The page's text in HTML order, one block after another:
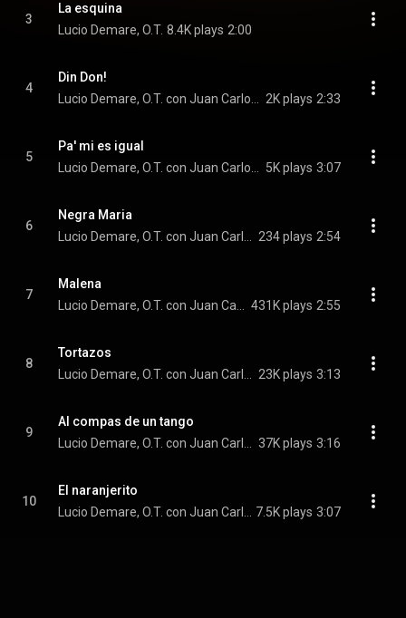
3
La esquina
Lucio Demare, O.T. 8.4K plays 2:00
4
Din Don!
2K plays 2:33
5
Pa' mi es igual
5K plays 3:07
6
Negra Maria
234 plays 2:54
7
Malena
431K plays 2:55
8
Tortazos
23K plays 3:13
9
Al compas de un tango
37K plays 3:16
10
El naranjerito
7.5K plays 3:07